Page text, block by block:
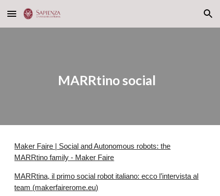
Skip to main content Skip to navigation
MARRtino social
Maker Faire | Social and Autonomous robots: the
MARRtino family - Maker Faire
MARRtina, il primo social robot italiano: ecco l’intervista al
team (makerfairerome.eu)